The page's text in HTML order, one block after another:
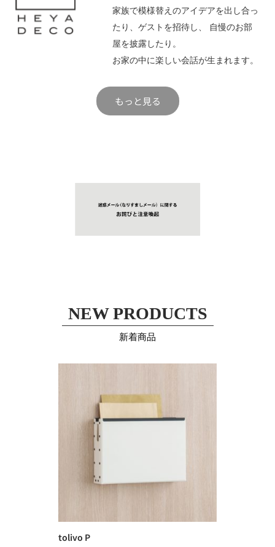
家族で模様替えのアイデアを出し合っ
たり、ゲストを招待し、 自慢のお部
屋を披露したり。
お家の中に楽しい会話が生まれます。
もっと見る
NEW PRODUCTS
新着商品
tolivo P